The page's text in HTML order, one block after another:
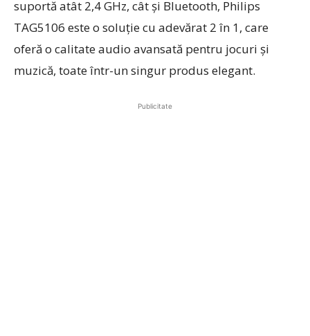
suportă atât 2,4 GHz, cât și Bluetooth, Philips
TAG5106 este o soluție cu adevărat 2 în 1, care
oferă o calitate audio avansată pentru jocuri și
muzică, toate într-un singur produs elegant.
Publicitate